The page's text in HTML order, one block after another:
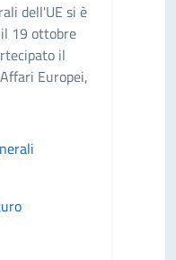
dell'UE si è
19 ottobre
il
Europei,